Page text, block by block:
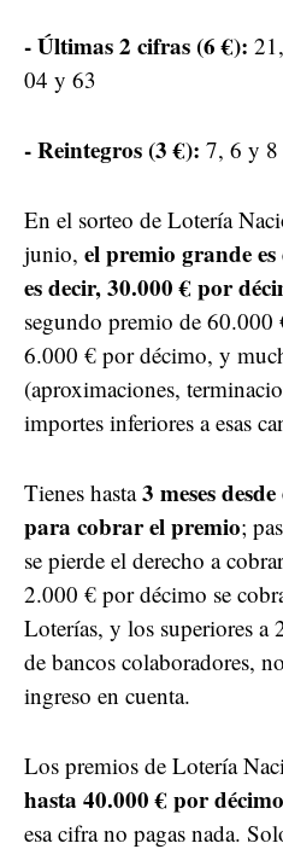
- Últimas 2 cifras (6 €):
04 y 63
- Reintegros (3 €): 7, 6 y 8
En el sorteo de Lotería
junio, el premio grande
es decir, 30.000 € por
segundo premio de 60.000
6.000 € por décimo, y
(aproximaciones,
importes inferiores a esas
Tienes hasta3 meses
para cobrar el premio;
se pierde el derecho a
2.000 € por décimo se
Loterías, y los superiores a
de bancos colaboradores,
ingreso en cuenta.
Los premios de Lotería
hasta 40.000 € por décimo
esa cifra no pagas nada.